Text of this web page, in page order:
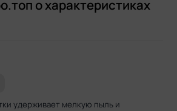
о характеристиках
удерживает мелкую пыль и